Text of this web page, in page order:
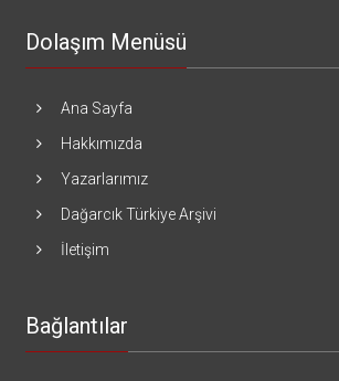
Dolaşım Menüsü
Ana Sayfa
Hakkımızda
Yazarlarımız
Dağarcık Türkiye Arşivi
İletişim
Bağlantılar